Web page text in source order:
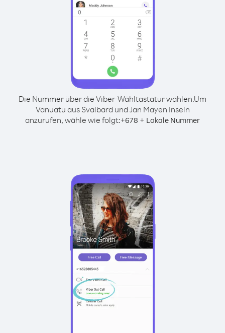
Die Nummer über die Viber-Wähltastatur wählen.Um
Vanuatu aus Svalbard und Jan Mayen Inseln
anzurufen, wähle wie folgt:+678 + Lokale Nummer